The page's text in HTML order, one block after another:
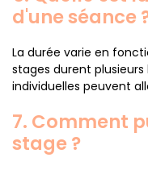
d'une séance
La durée varie en
stages durent
individuelles peuvent
7. Comment
stage ?